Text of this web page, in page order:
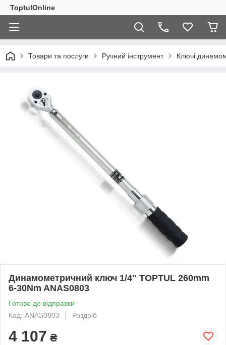
ToptulOnline
Товари та послуги Ручний інструмент Ключі
Динамометричний ключ 1/4" TOPTUL 260mm
6-30Nm ANAS0803
Готово до відправки
Код: ANAS0803
Роздріб
4 107 ₴